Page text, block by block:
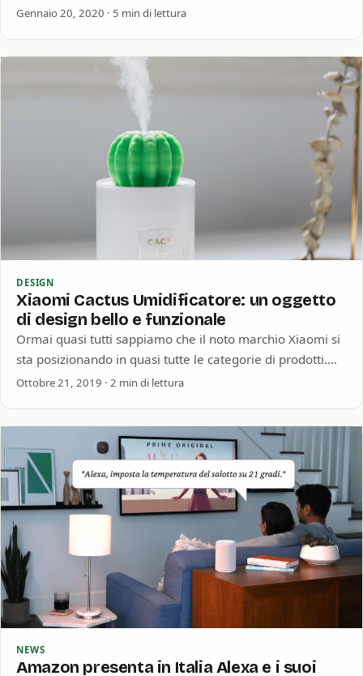
caso, spariscono sempre…
Gennaio 20, 2020 · 5 min di lettura
DESIGN
Xiaomi Cactus Umidificatore: un oggetto
di design bello e funzionale
Ormai quasi tutti sappiamo che il noto marchio Xiaomi si
sta posizionando in quasi tutte le categorie di prodotti.
Dall’elettronica al design…
Ottobre 21, 2019 · 2 min di lettura
NEWS
Amazon presenta in Italia Alexa e i suoi